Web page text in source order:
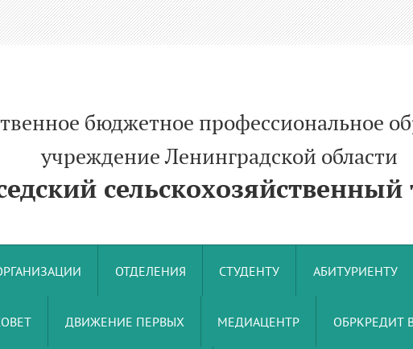
бюджетное профессиональное
Ленинградской области
сельскохозяйственный
ОТДЕЛЕНИЯ СТУДЕНТУ АБИТУРИЕНТУ
ДВИЖЕНИЕ ПЕРВЫХ МЕДИАЦЕНТР ОБРКРЕДИТ